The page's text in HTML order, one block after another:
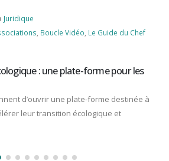
Juridique
Boucle Vidéo Le Guide du Chef
: une plate-forme pour les
d’ouvrir une plate-forme destinée à
leur transition écologique et